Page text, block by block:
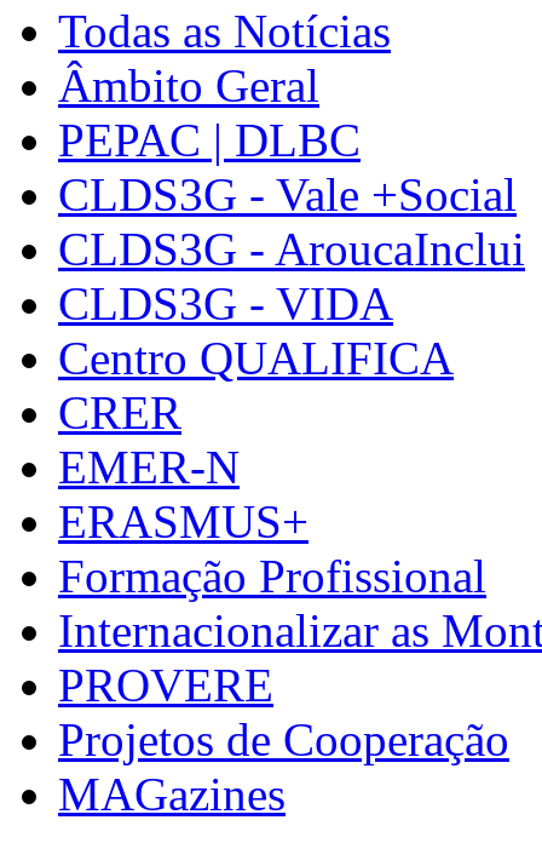
Todas as Notícias
Âmbito Geral
PEPAC | DLBC
CLDS3G - Vale +Social
CLDS3G - AroucaInclui
CLDS3G - VIDA
Centro QUALIFICA
CRER
EMER-N
ERASMUS+
Formação Profissional
Internacionalizar as
PROVERE
Projetos de Cooperação
MAGazines